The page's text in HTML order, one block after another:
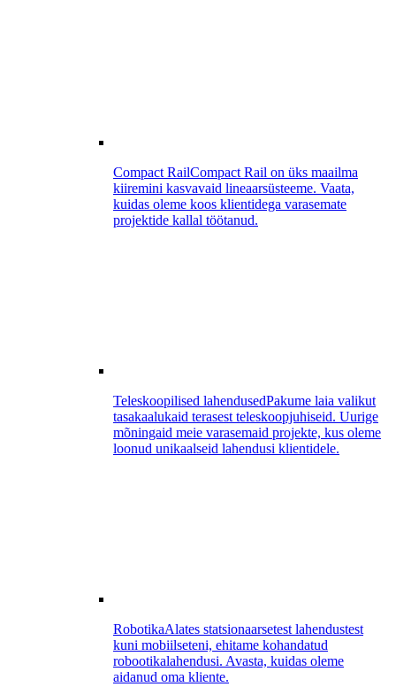
Compact RailCompact Rail on üks maailma
kiiremini kasvavaid lineaarsüsteeme. Vaata,
kuidas oleme koos klientidega varasemate
projektide kallal töötanud.
Teleskoopilised lahendusedPakume laia valikut
tasakaalukaid terasest teleskoopjuhiseid. Uurige
mõningaid meie varasemaid projekte, kus oleme
loonud unikaalseid lahendusi klientidele.
RobotikaAlates statsionaarsetest lahendustest
kuni mobiilseteni, ehitame kohandatud
robootikalahendusi. Avasta, kuidas oleme
aidanud oma kliente.